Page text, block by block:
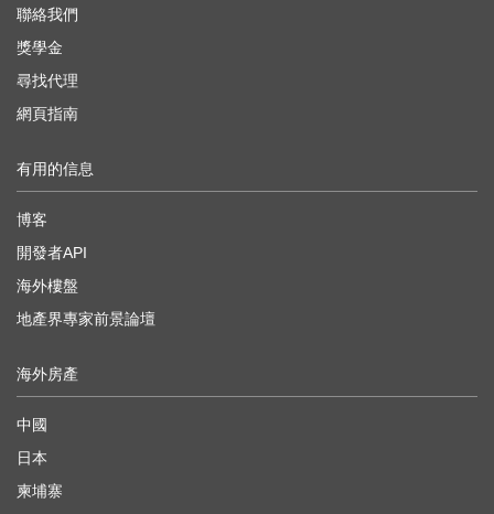
聯絡我們
獎學金
尋找代理
網頁指南
有用的信息
博客
開發者API
海外樓盤
地產界專家前景論壇
海外房產
中國
日本
柬埔寨